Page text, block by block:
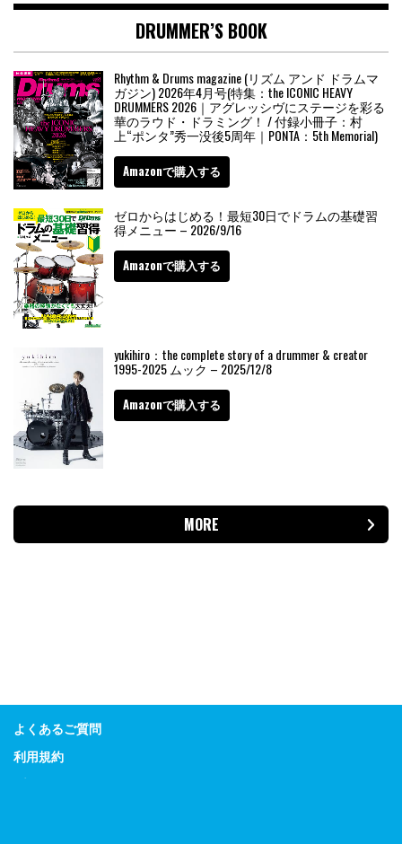
DRUMMER’S BOOK
Rhythm & Drums magazine (リズム アンド ドラムマ
ガジン) 2026年4月号(特集：the ICONIC HEAVY
DRUMMERS 2026｜アグレッシヴにステージを彩る
華のラウド・ドラミング！ / 付録小冊子：村
上“ポンタ”秀一没後5周年｜PONTA：5th Memorial)
Amazonで購入する
ゼロからはじめる！最短30日でドラムの基礎習
得メニュー – 2026/9/16
Amazonで購入する
yukihiro：the complete story of a drummer & creator
1995-2025 ムック – 2025/12/8
Amazonで購入する
MORE
よくあるご質問
利用規約
プライバシーポリシー